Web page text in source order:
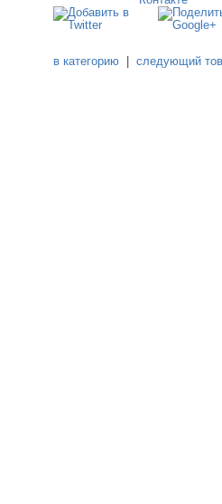
в категорию |следующий